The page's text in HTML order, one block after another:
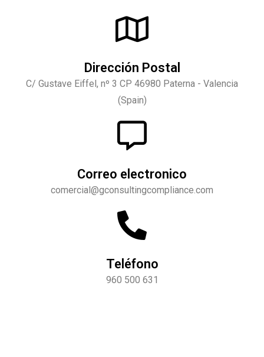
Dirección Postal
C/ Gustave Eiffel, nº 3 CP 46980 Paterna - Valencia
(Spain)
Correo electronico
comercial@gconsultingcompliance.com
Teléfono
960 500 631